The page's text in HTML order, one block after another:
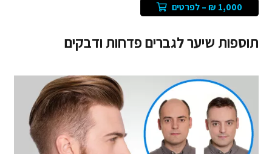
1,000 ₪ – לפרטים
תוספות שיער לגברים פדחות ודבקים